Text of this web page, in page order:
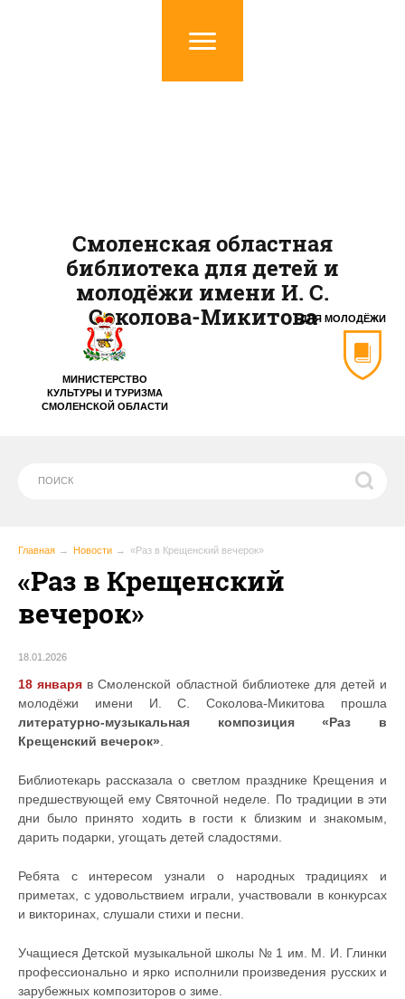
МИНИСТЕРСТВО
КУЛЬТУРЫ И ТУРИЗМА
СМОЛЕНСКОЙ ОБЛАСТИ
ДЛЯ МОЛОДЁЖИ
Смоленская областная
библиотека для детей и
молодёжи имени И. С.
Соколова-Микитова
Главная Новости «Раз в Крещенский вечерок»
«Раз в Крещенский
вечерок»
18.01.2026
18 января в Смоленской областной библиотеке для детей и
молодёжи имени И. С. Соколова-Микитова прошла
литературно-музыкальная композиция «Раз в
Крещенский вечерок»
Библиотекарь рассказала о светлом празднике Крещения и
предшествующей ему Святочной неделе. По традиции в эти
дни было принято ходить в гости к близким и знакомым,
дарить подарки, угощать детей сладостями.
Ребята с интересом узнали о народных традициях и
приметах, с удовольствием играли, участвовали в конкурсах
и викторинах, слушали стихи и песни.
Учащиеся Детской музыкальной школы № 1 им. М. И. Глинки
профессионально и ярко исполнили произведения русских и
зарубежных композиторов о зиме.